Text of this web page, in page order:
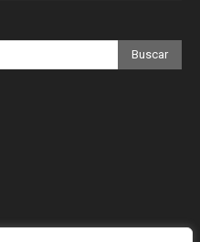
Buscar